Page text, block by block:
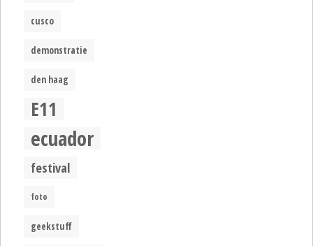
cusco
demonstratie
den haag
E11
ecuador
festival
foto
geekstuff